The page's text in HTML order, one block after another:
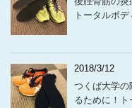
トータルボ
2018/3/12
つくば大学の
るために！ト